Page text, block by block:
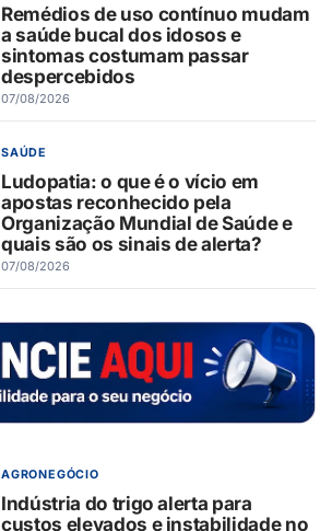
Remédios de uso contínuo mudam
a saúde bucal dos idosos e
sintomas costumam passar
despercebidos
07/08/2026
SAÚDE
Ludopatia: o que é o vício em
apostas reconhecido pela
Organização Mundial de Saúde e
quais são os sinais de alerta?
07/08/2026
AGRONEGÓCIO
Indústria do trigo alerta para
custos elevados e instabilidade no